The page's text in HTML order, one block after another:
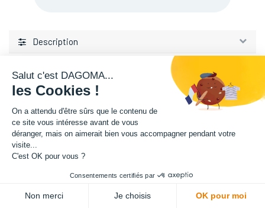
Description
L'expertise de la fabrication additive francaise, au service de vos
projets.
84 avenue de la Fosse aux Chenes
Salut c'est DAGOMA...
les Cookies !
On a attendu d'être sûrs que le contenu de
ce site vous intéresse avant de vous
déranger, mais on aimerait bien vous accompagner pendant votre
visite...
C'est OK pour vous ?
Consentements certifiés par
Non merci Je choisis OK pour moi